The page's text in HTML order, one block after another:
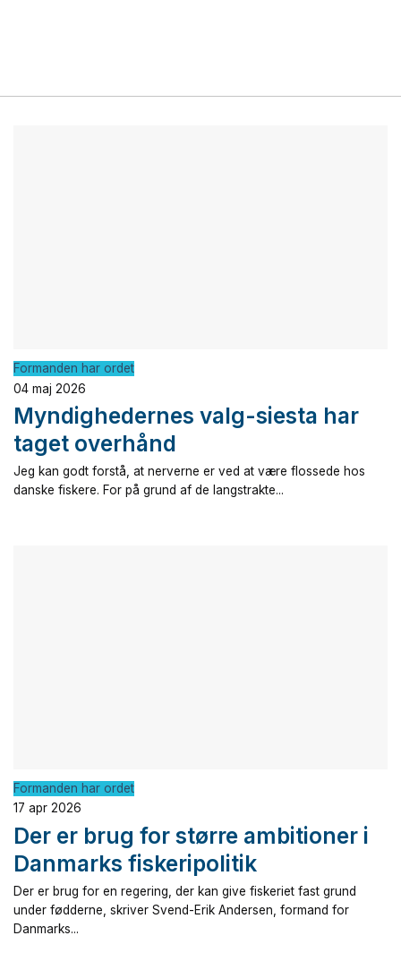
Formanden har ordet
04 maj 2026
Myndighedernes valg-siesta har
taget overhånd
Jeg kan godt forstå, at nerverne er ved at være flossede hos
danske fiskere. For på grund af de langstrakte...
Formanden har ordet
17 apr 2026
Der er brug for større ambitioner i
Danmarks fiskeripolitik
Der er brug for en regering, der kan give fiskeriet fast grund
under fødderne, skriver Svend-Erik Andersen, formand for
Danmarks...